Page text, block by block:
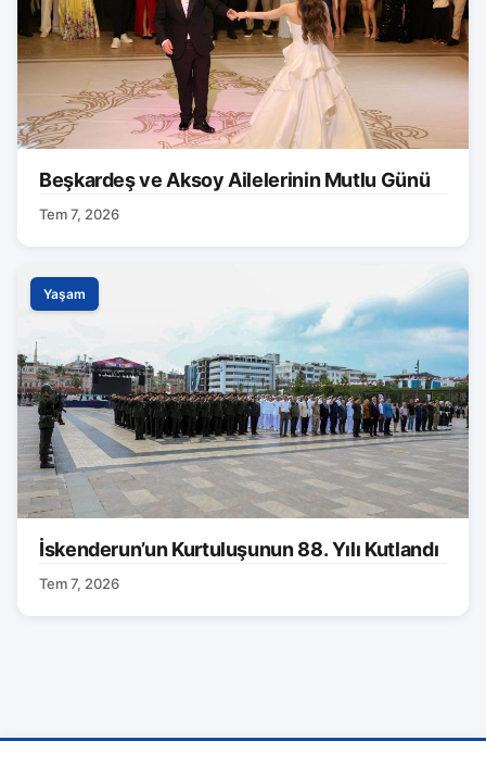
Beşkardeş ve Aksoy Ailelerinin Mutlu Günü
Tem 7, 2026
Yaşam
İskenderun’un Kurtuluşunun 88. Yılı Kutlandı
Tem 7, 2026